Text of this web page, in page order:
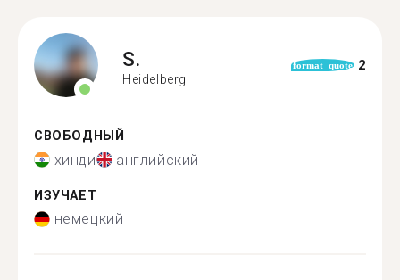
S.
Heidelberg
format_quote 2
СВОБОДНЫЙ
хинди английский
ИЗУЧАЕТ
немецкий